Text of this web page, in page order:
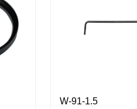
W-91-1.5